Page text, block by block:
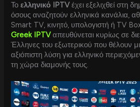
Τοελληνικό IPTVέχει εξελιχθεί στη
όσους αναζητούν ελληνικά κανάλια,
Smart TV, κινητό, υπολογιστή ή TV
Greek IPTVαπευθύνεται κυρίως σε
Έλληνες του εξωτερικού που θέλουν
αξιόπιστη λύση για ελληνικό
τη χώρα διαμονής τους.